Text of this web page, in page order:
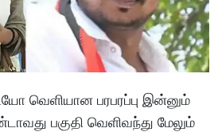
வெளியான பரபரப்பு இன்னும்
பகுதி வெளிவந்து மேலும்